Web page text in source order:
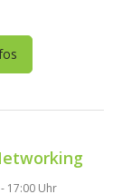
17:00 Uhr